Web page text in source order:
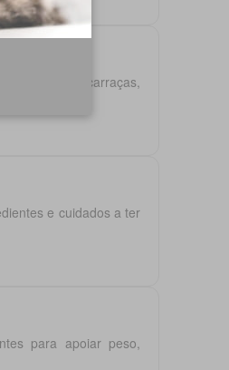
pulgas e carraças,
e cuidados a ter
para apoiar peso,